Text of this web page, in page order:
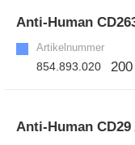
Anti-Human
Artikelnummer
854.893.020
Anti-Human